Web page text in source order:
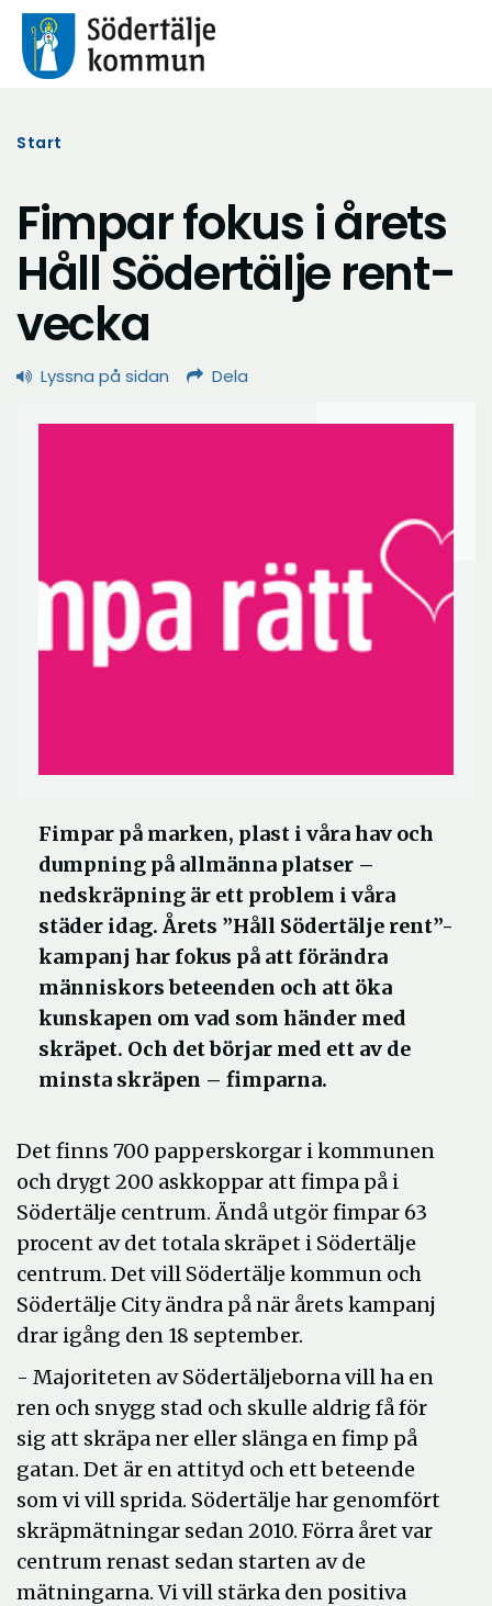
Start
Fimpar fokus i årets
Håll Södertälje rent-
vecka
Lyssna på sidan Dela
Fimpar på marken, plast i våra hav och
dumpning på allmänna platser –
nedskräpning är ett problem i våra
städer idag. Årets ”Håll Södertälje rent”-
kampanj har fokus på att förändra
människors beteenden och att öka
kunskapen om vad som händer med
skräpet. Och det börjar med ett av de
minsta skräpen – fimparna.
Det finns 700 papperskorgar i kommunen
och drygt 200 askkoppar att fimpa på i
Södertälje centrum. Ändå utgör fimpar 63
procent av det totala skräpet i Södertälje
centrum. Det vill Södertälje kommun och
Södertälje City ändra på när årets kampanj
drar igång den 18 september.
- Majoriteten av Södertäljeborna vill ha en
ren och snygg stad och skulle aldrig få för
sig att skräpa ner eller slänga en fimp på
gatan. Det är en attityd och ett beteende
som vi vill sprida. Södertälje har genomfört
skräpmätningar sedan 2010. Förra året var
centrum renast sedan starten av de
mätningarna. Vi vill stärka den positiva